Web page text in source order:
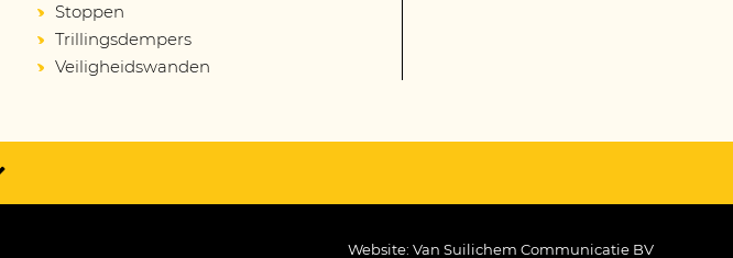
Stoppen
Trillingsdempers
Veiligheidswanden
Website: Van Suilichem Communicatie BV